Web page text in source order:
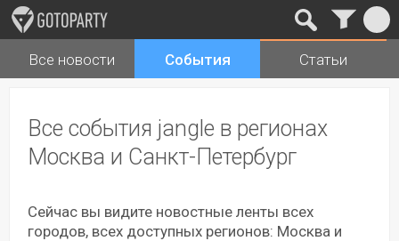
Города Музыка
Все новости События Статьи
Все события jangle в регионах
Москва и Санкт-Петербург
Сейчас вы видите новостные ленты всех
городов, всех доступных регионов: Москва и